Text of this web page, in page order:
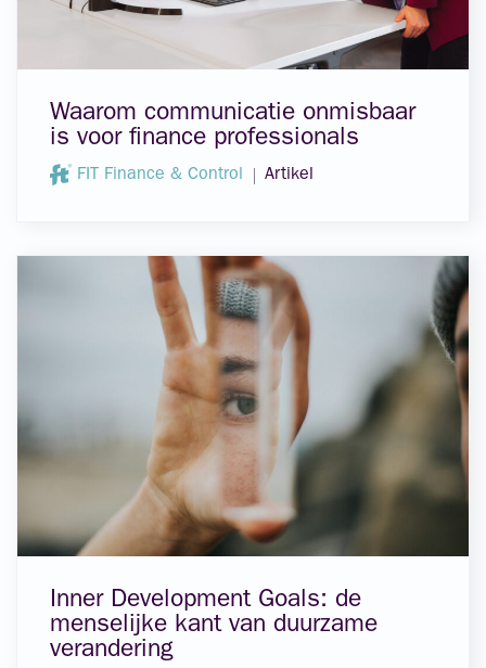
Waarom communicatie onmisbaar
is voor finance professionals
FIT Finance & Control Artikel
Inner Development Goals: de
menselijke kant van duurzame
verandering